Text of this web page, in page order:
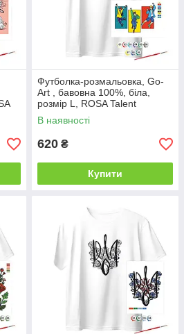
Футболка-розмальовка, Go-
Art , бавовна 100%, біла,
розмір L, ROSA Talent
В наявності
620 ₴
Купити